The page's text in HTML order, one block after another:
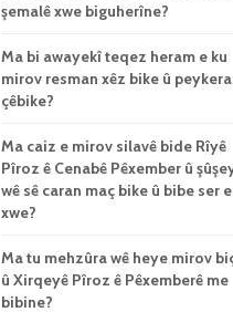
şemalê xwe biguherîne?
Ma bi awayekî teqez heram e ku
mirov resman xêz bike û
çêbike?
Ma caiz e mirov silavê bide Rîyê
Pîroz ê Cenabê Pêxember û
wê sê caran maç bike û bibe ser
xwe?
Ma tu mehzûra wê heye mirov
û Xirqeyê Pîroz ê Pêxemberê me
bibine?